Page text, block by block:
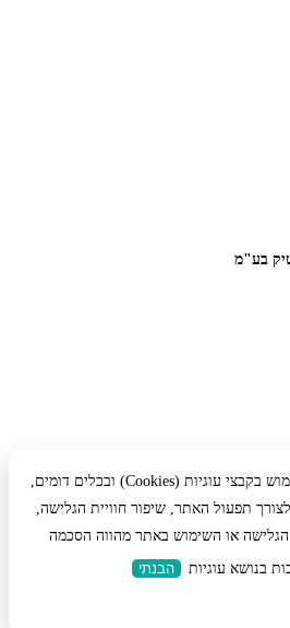
בע"מ
לידיעתך: באתר זה נעשה שימוש בקבצי עוגיות (Cookies) ובכלים דומים,
תפעול האתר, שיפור חוויית הגלישה,
או השימוש באתר מהווה הסכמה
בנושא עוגיות
הבנתי